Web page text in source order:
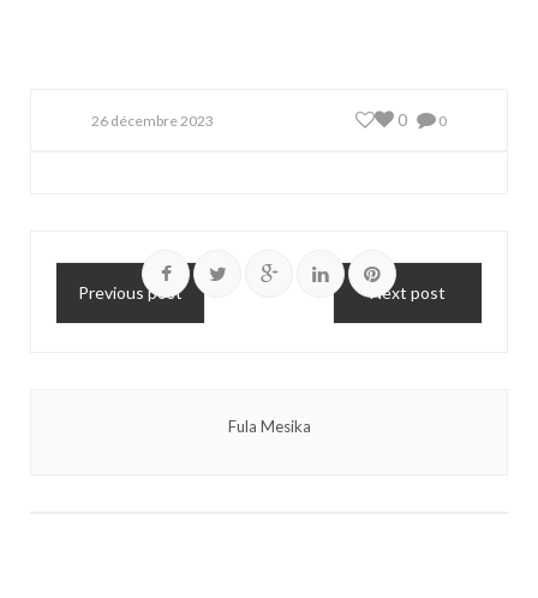
26 décembre 2023 0
0
Previous post Next post
Fula Mesika